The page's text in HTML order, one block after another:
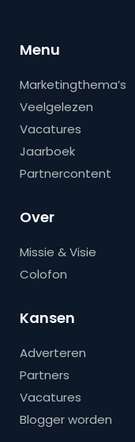
Menu
Marketingthema’s
Veelgelezen
Vacatures
Jaarboek
Partnercontent
Over
Missie & Visie
Colofon
Kansen
Adverteren
Partners
Vacatures
Blogger worden